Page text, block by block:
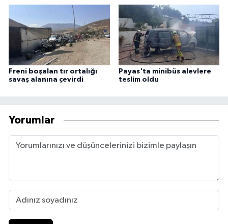
Freni boşalan tır ortalığı
savaş alanına çevirdi
Payas'ta minibüs alevlere
teslim oldu
Yorumlar